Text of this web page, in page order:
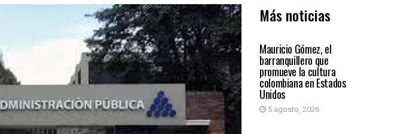
Más noticias
PRIMER PLANO
Mauricio Gómez, el
barranquillero que
promueve la cultura
colombiana en Estados
Unidos
5 agosto, 2026
PRIMER PLANO